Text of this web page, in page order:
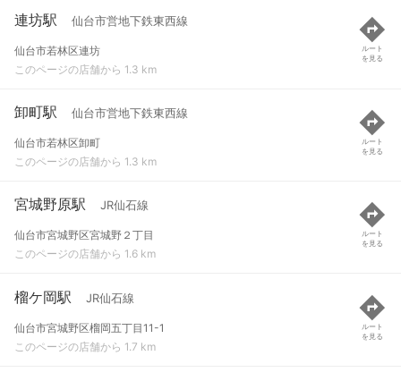
連坊駅 仙台市営地下鉄東西線
仙台市若林区連坊
このページの店舗から 1.3 km
ルート
を見る
卸町駅 仙台市営地下鉄東西線
仙台市若林区卸町
このページの店舗から 1.3 km
ルート
を見る
宮城野原駅 JR仙石線
仙台市宮城野区宮城野２丁目
このページの店舗から 1.6 km
ルート
を見る
榴ケ岡駅 JR仙石線
仙台市宮城野区榴岡五丁目11-1
このページの店舗から 1.7 km
ルート
を見る